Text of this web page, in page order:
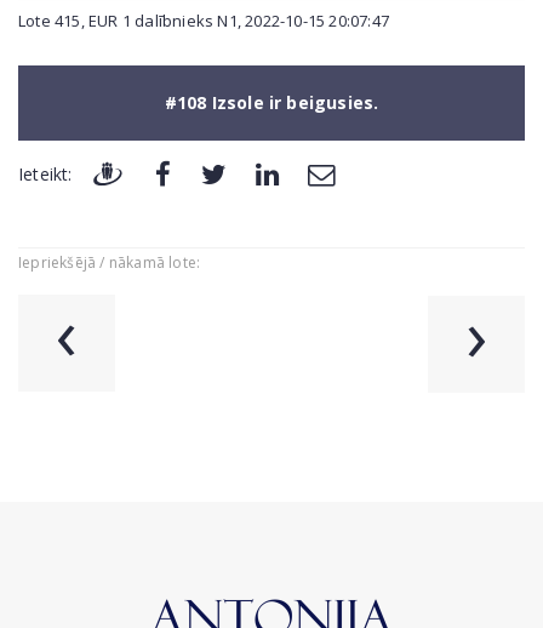
Lote 415, EUR 1 dalībnieks N1, 2022-10-15 20:07:47
#108 Izsole ir beigusies.
Ieteikt:
Iepriekšējā / nākamā lote:
‹ ›